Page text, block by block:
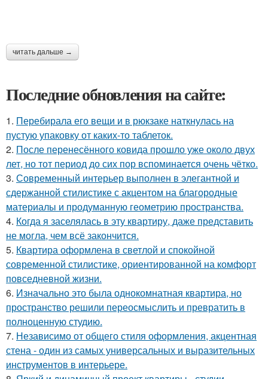
читать дальше →
Последние обновления на сайте:
1. Перебирала его вещи и в рюкзаке наткнулась на
пустую упаковку от каких-то таблеток.
2. После перенесённого ковида прошло уже около двух
лет, но тот период до сих пор вспоминается очень чётко.
3. Современный интерьер выполнен в элегантной и
сдержанной стилистике с акцентом на благородные
материалы и продуманную геометрию пространства.
4. Когда я заселялась в эту квартиру, даже представить
не могла, чем всё закончится.
5. Квартира оформлена в светлой и спокойной
современной стилистике, ориентированной на комфорт
повседневной жизни.
6. Изначально это была однокомнатная квартира, но
пространство решили переосмыслить и превратить в
полноценную студию.
7. Независимо от общего стиля оформления, акцентная
стена - один из самых универсальных и выразительных
инструментов в интерьере.